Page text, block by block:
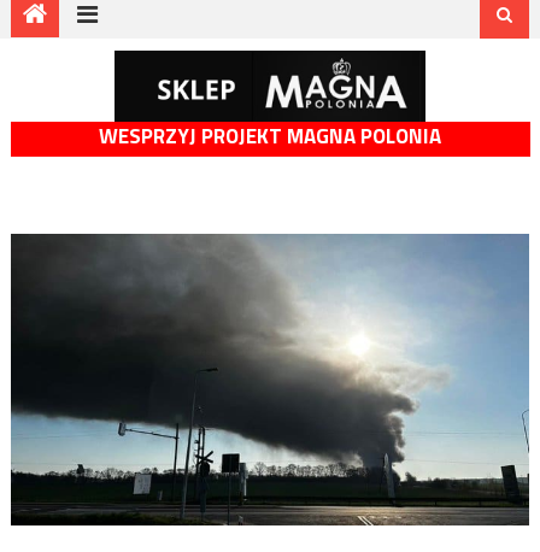
WESPRZYJ PROJEKT MAGNA POLONIA